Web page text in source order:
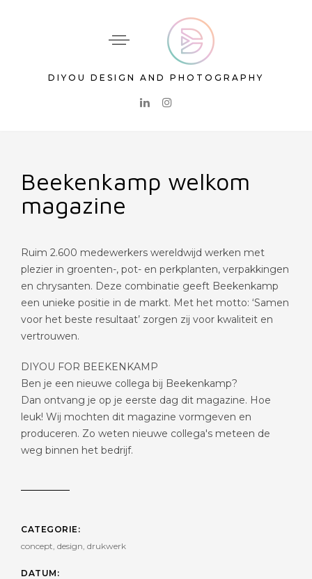
DIYOU DESIGN AND PHOTOGRAPHY
Beekenkamp welkom
magazine
Ruim 2.600 medewerkers wereldwijd werken met
plezier in groenten-, pot- en perkplanten, verpakkingen
en chrysanten. Deze combinatie geeft Beekenkamp
een unieke positie in de markt. Met het motto: ‘Samen
voor het beste resultaat’ zorgen zij voor kwaliteit en
vertrouwen.
DIYOU FOR BEEKENKAMP
Ben je een nieuwe collega bij Beekenkamp?
Dan ontvang je op je eerste dag dit magazine. Hoe
leuk! Wij mochten dit magazine vormgeven en
produceren. Zo weten nieuwe collega's meteen de
weg binnen het bedrijf.
CATEGORIE:
concept, design, drukwerk
DATUM: